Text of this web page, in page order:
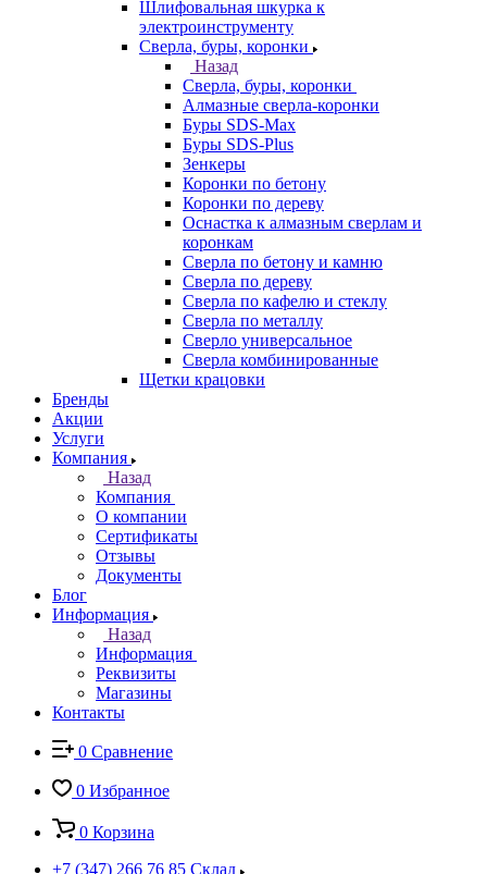
Шлифовальная шкурка к
электроинструменту
Сверла, буры, коронки
Назад
Сверла, буры, коронки
Алмазные сверла-коронки
Буры SDS-Max
Буры SDS-Plus
Зенкеры
Коронки по бетону
Коронки по дереву
Оснастка к алмазным сверлам и
коронкам
Сверла по бетону и камню
Сверла по дереву
Сверла по кафелю и стеклу
Сверла по металлу
Сверло универсальное
Сверла комбинированные
Щетки крацовки
Бренды
Акции
Услуги
Компания
Назад
Компания
О компании
Сертификаты
Отзывы
Документы
Блог
Информация
Назад
Информация
Реквизиты
Магазины
Контакты
0 Сравнение
0 Избранное
0 Корзина
+7 (347) 266 76 85 Склад